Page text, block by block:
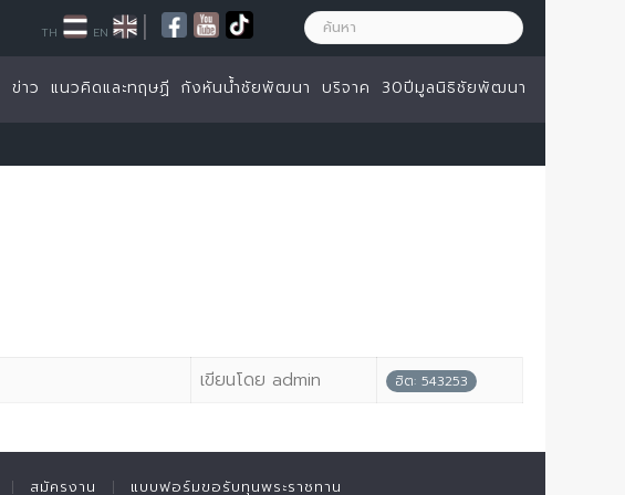
ข่าว แนวคิดและทฤษฏี กังหันน้ำชัยพัฒนา บริจาค 30ปีมูลนิธิชัยพัฒนา
TH EN |
เขียนโดย admin ฮิต: 543253
สมัครงาน แบบฟอร์มขอรับทุนพระราชทาน